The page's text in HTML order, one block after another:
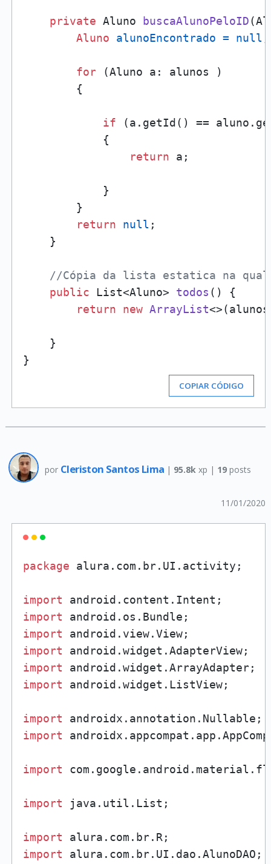
private Aluno buscaAlunoPeloID
Aluno
alunoEncontrado = null
for (Aluno a: alunos )
        {
if (a.getId() ==
            {
return a;
            }
        }
return
null ;
    }
//Cópia da lista estatica na
public List<Aluno> todos ()
{
return
new ArrayList
    }
COPIAR CÓDIGO
por Cleriston Santos Lima | 95.8k xp | 19posts
11/01/2020
package alura.com.br.UI.activity;
import
import
import
import
import
import android.widget.ListView;
import
import
import
import java.util.List;
import
import